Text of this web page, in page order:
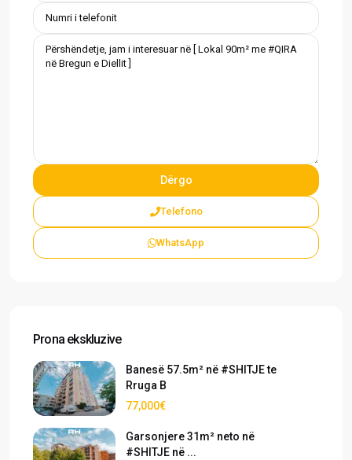
Telefono
WhatsApp
Prona ekskluzive
Banesë 57.5m² në #SHITJE te
Rruga B
77,000€
Garsonjere 31m² neto në
#SHITJE në ...